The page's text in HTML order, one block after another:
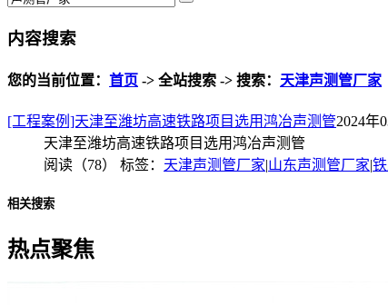
内容搜索
您的当前位置： 首页 -> 全站搜索 -> 搜索： 天津声测管厂家
[工程案例]天津至潍坊高速铁路项目选用鸿冶声测管2024年
天津至潍坊高速铁路项目选用鸿冶声测管
阅读（78） 标签： 天津声测管厂家|山东声测管厂家|
相关搜索
热点聚焦